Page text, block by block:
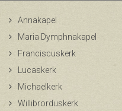
Annakapel
Maria Dymphnakapel
Franciscuskerk
Lucaskerk
Michaelkerk
Willibrorduskerk